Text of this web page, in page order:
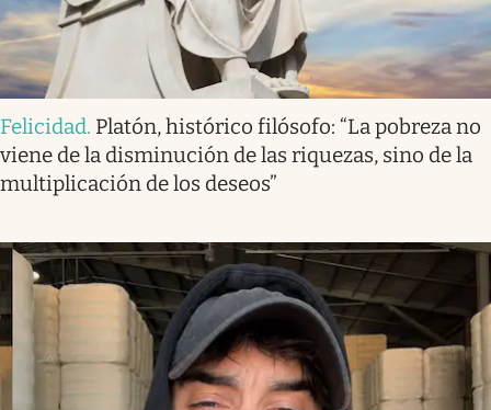
Felicidad. Platón, histórico filósofo: “La pobreza no
viene de la disminución de las riquezas, sino de la
multiplicación de los deseos”